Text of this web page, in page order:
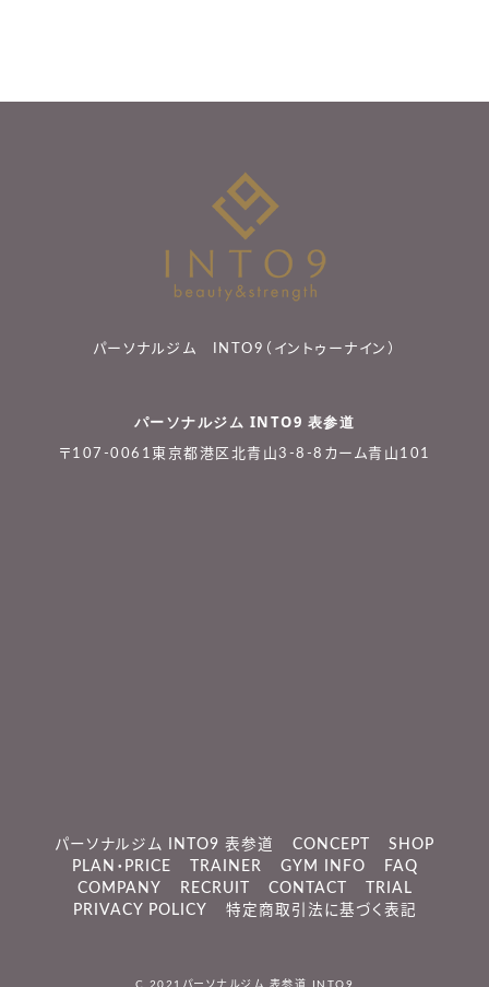
パーソナルジム INTO9（イントゥーナイン）
パーソナルジム INTO9 表参道
〒107-0061東京都港区北青山3-8-8カーム青山101
パーソナルジム INTO9 表参道 CONCEPT
SHOP
PLAN・PRICE
TRAINER GYM INFO
FAQ
COMPANY
RECRUIT CONTACT
TRIAL
PRIVACY POLICY
特定商取引法に基づく表記